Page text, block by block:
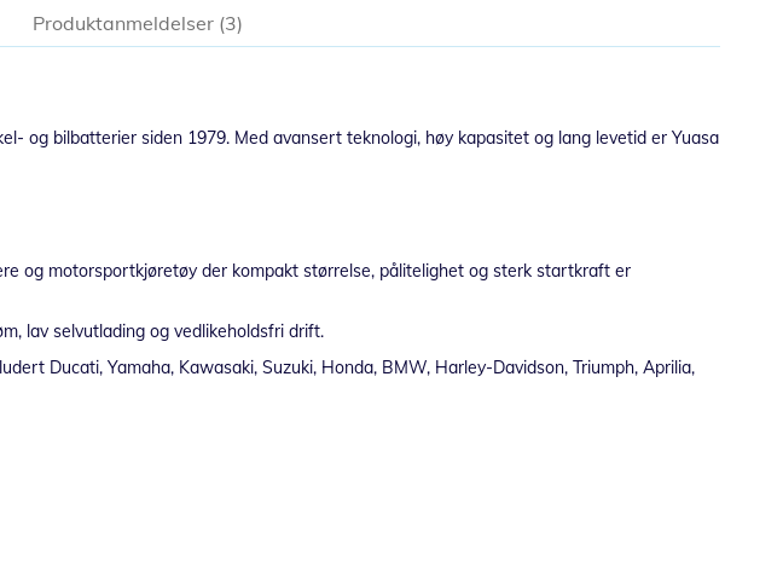
og bilbatterier siden 1979. Med avansert teknologi, høy kapasitet og lang levetid er Yuasa
og motorsportkjøretøy der kompakt størrelse, pålitelighet og sterk startkraft er
lav selvutlading og vedlikeholdsfri drift.
Ducati, Yamaha, Kawasaki, Suzuki, Honda, BMW, Harley-Davidson, Triumph, Aprilia,
Produktanmeldelser 3